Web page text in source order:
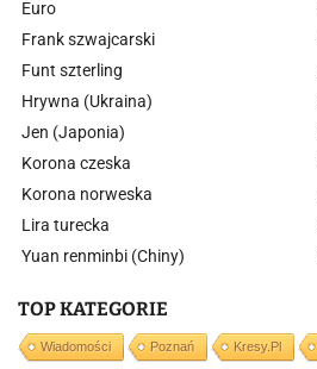
Euro
Frank szwajcarski
Funt szterling
Hrywna (Ukraina)
Jen (Japonia)
Korona czeska
Korona norweska
Lira turecka
Yuan renminbi (Chiny)
TOP KATEGORIE
Wiadomości Poznań Kresy.pl